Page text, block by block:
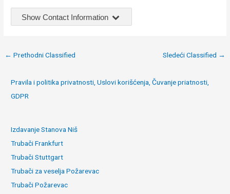
Show Contact Information
Post
← Prethodni Classified Sledeći Classified →
Pravila i politika privatnosti, Uslovi korišćenja, Čuvanje priatnosti,
GDPR
Izdavanje Stanova Niš
Trubači Frankfurt
Trubači Stuttgart
Trubači za veselja Požarevac
Trubači Požarevac